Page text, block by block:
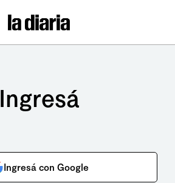
Ingresá
Ingresá con Google